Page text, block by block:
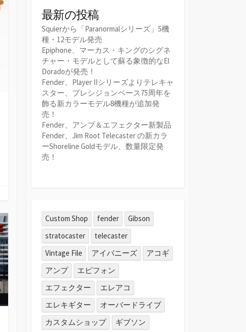
最新の投稿
Squierから「Paranormalシリーズ」5機
種・12モデル発売
Epiphone、マーカス・キングのシグネ
チャー・モデルとして蘇る象徴的なEl
Doradoが発売！
Fender、Player IIシリーズよりテレキャ
スター、プレシジョンベース75周年を
飾る新カラーモデル8機種が追加発
売！
Fender、アンプ＆エフェクター新製品
Fender、Jim Root Telecaster の新カラ
ーShoreline Goldモデル、数量限定発
売！
Custom Shop fender
Gibson
stratocaster
telecaster
Vintage File
アイバニーズ
アコギ
アンプ
エピフォン
エフェクター
エレアコ
エレキギター
オーバードライブ
カスタムショップ
ギブソン